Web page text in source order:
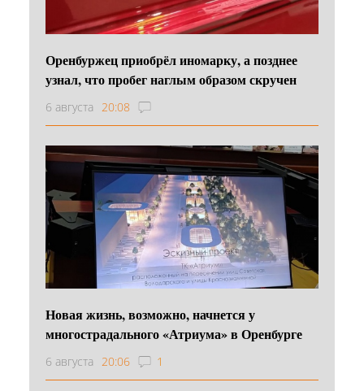
Оренбуржец приобрёл иномарку, а позднее
узнал, что пробег наглым образом скручен
6 августа 20:08
Новая жизнь, возможно, начнется у
многострадального «Атриума» в Оренбурге
6 августа 20:06 1